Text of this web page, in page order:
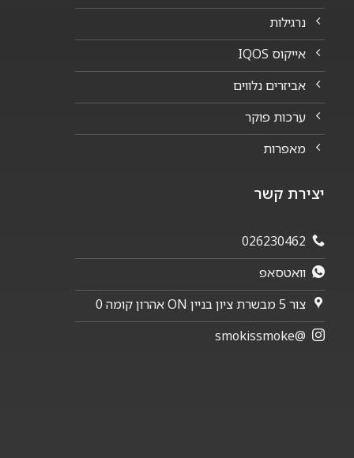
נרגילות
אייקוס IQOS
אביזרים נלווים
ערכות פוקר
מאפרות
יצירת קשר
026230462
וואטסאפ
צור 5 מבשרת ציון בניין ON אהרון קומה 0
@smokissmoke